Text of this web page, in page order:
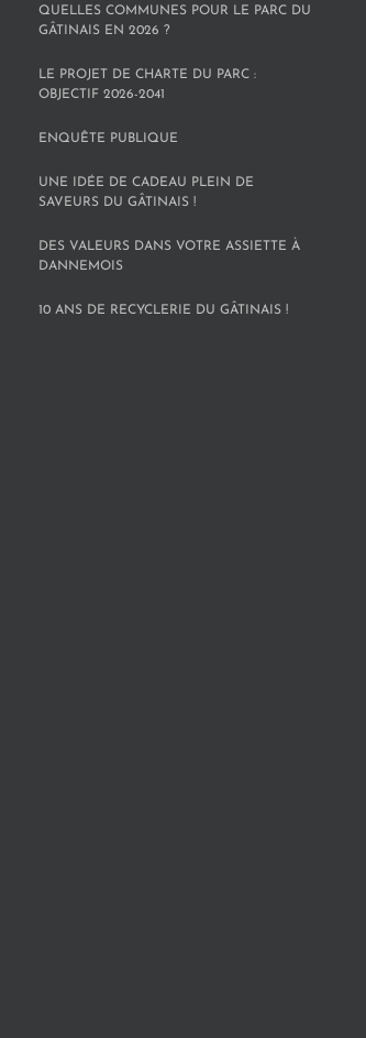
QUELLES COMMUNES POUR LE PARC DU
GÂTINAIS EN 2026 ?
LE PROJET DE CHARTE DU PARC :
OBJECTIF 2026-2041
ENQUÊTE PUBLIQUE
UNE IDÉE DE CADEAU PLEIN DE
SAVEURS DU GÂTINAIS !
DES VALEURS DANS VOTRE ASSIETTE À
DANNEMOIS
10 ANS DE RECYCLERIE DU GÂTINAIS !